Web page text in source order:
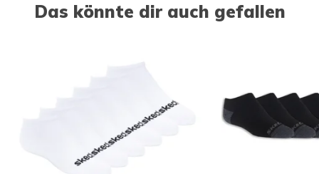
Das könnte dir auch gefallen